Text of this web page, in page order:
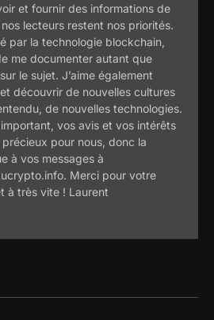
et fournir des informations de
lecteurs restent nos priorités.
par la technologie blockchain,
me documenter autant que
le sujet. J’aime également
découvrir de nouvelles cultures
de nouvelles technologies.
vos avis et vos intérêts
pour nous, donc la
à vos messages à
Merci pour votre
à très vite ! Laurent